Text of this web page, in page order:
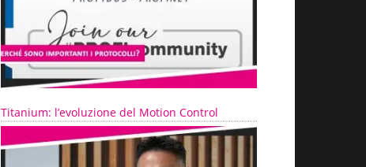
Titanium: l’evoluzione del Motion Control